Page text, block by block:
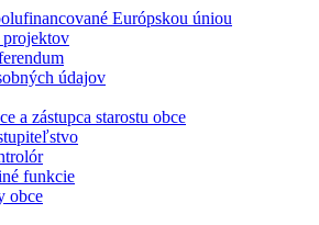
Európskou úniou
projektov
údajov
a zástupca starostu obce
funkcie
obce